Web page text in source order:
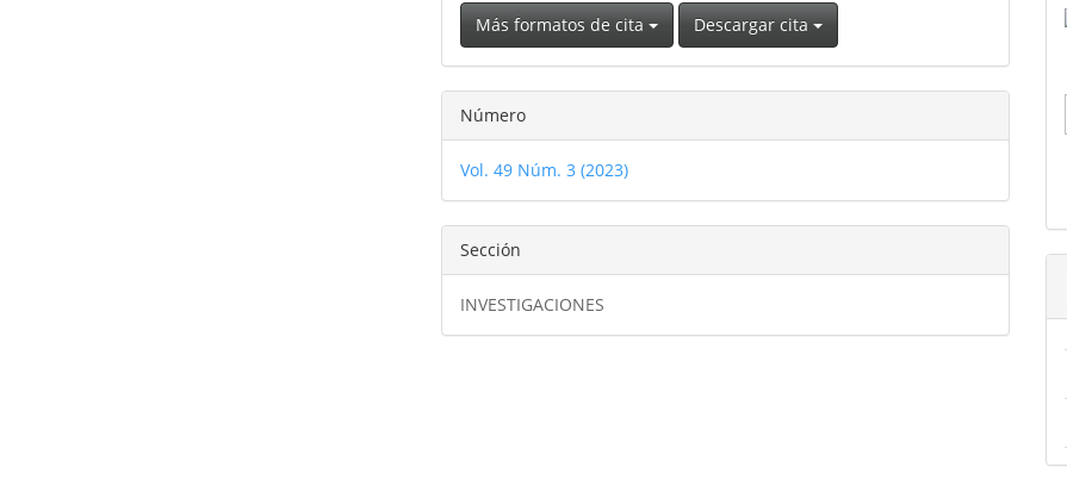
Más formatos de cita Descargar cita
Número
Vol. 49 Núm. 3 (2023)
Sección
INVESTIGACIONES